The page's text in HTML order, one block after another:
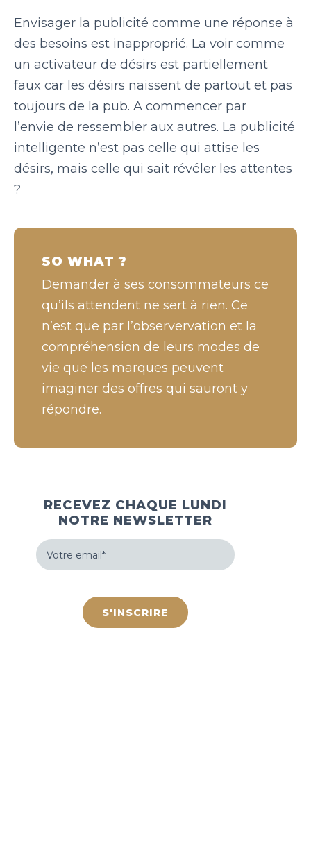
RECEVEZ CHAQUE LUNDI
NOTRE NEWSLETTER
Votre
email
(Nécessaire)
Envisager la publicité comme une réponse à
des besoins est inapproprié. La voir comme
un activateur de désirs est partiellement
faux car les désirs naissent de partout et pas
toujours de la pub. A commencer par
l’envie de ressembler aux autres. La publicité
intelligente n’est pas celle qui attise les
désirs, mais celle qui sait révéler les attentes
?
SO WHAT ?
Demander à ses consommateurs ce
qu’ils attendent ne sert à rien. Ce
n’est que par l’observervation et la
compréhension de leurs modes de
vie que les marques peuvent
imaginer des offres qui sauront y
répondre.